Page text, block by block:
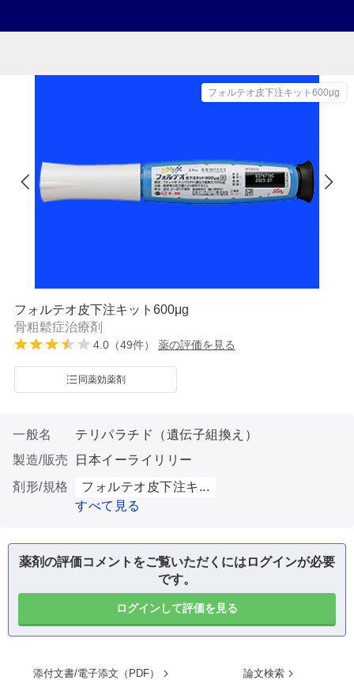
フォルテオ皮下注キット600μg
フォルテオ皮下注キット600μg
骨粗鬆症治療剤
4.0（49件） 薬の評価を見る
同薬効薬剤
一般名
テリパラチド（遺伝子組換え）
製造/販売
日本イーライリリー
剤形/規格
フォルテオ皮下注キ...
すべて見る
薬剤の評価コメントをご覧いただくにはログインが必要
です。
ログインして評価を見る
添付文書/電子添文（PDF） 論文検索